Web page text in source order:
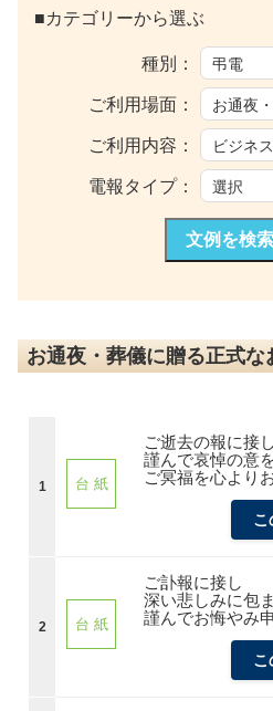
■カテゴリーから選ぶ
種別：
ご利用場面：
ご利用内容：
電報タイプ：
文例を検
お通夜・葬儀に贈る正式
1 台 紙
ご逝去の報に接し
謹んで哀悼の意
ご冥福を心より
こ
2 台 紙
ご訃報に接し
深い悲しみに包
謹んでお悔やみ
こ